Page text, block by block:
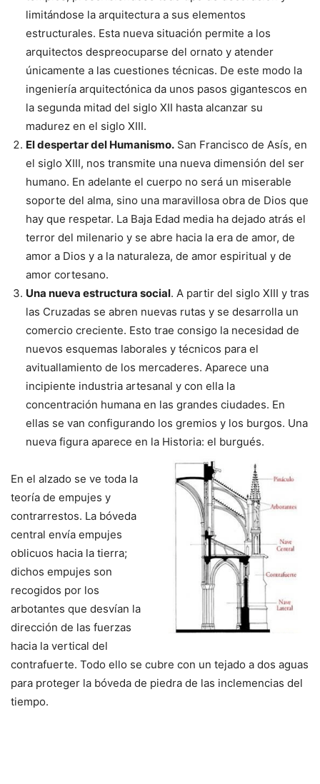
limitándose la arquitectura a sus elementos
estructurales. Esta nueva situación permite a los
arquitectos despreocuparse del ornato y atender
únicamente a las cuestiones técnicas. De este modo la
ingeniería arquitectónica da unos pasos gigantescos en
la segunda mitad del siglo XII hasta alcanzar su
madurez en el siglo XIII.
El despertar del Humanismo. San Francisco de Asís, en
el siglo XIII, nos transmite una nueva dimensión del ser
humano. En adelante el cuerpo no será un miserable
soporte del alma, sino una maravillosa obra de Dios que
hay que respetar. La Baja Edad media ha dejado atrás el
terror del milenario y se abre hacia la era de amor, de
amor a Dios y a la naturaleza, de amor espiritual y de
amor cortesano.
Una nueva estructura social. A partir del siglo XIII y tras
las Cruzadas se abren nuevas rutas y se desarrolla un
comercio creciente. Esto trae consigo la necesidad de
nuevos esquemas laborales y técnicos para el
avituallamiento de los mercaderes. Aparece una
incipiente industria artesanal y con ella la
concentración humana en las grandes ciudades. En
ellas se van configurando los gremios y los burgos. Una
nueva figura aparece en la Historia: el burgués.
En el alzado se ve toda la
teoría de empujes y
contrarrestos. La bóveda
central envía empujes
oblicuos hacia la tierra;
dichos empujes son
recogidos por los
arbotantes que desvían la
dirección de las fuerzas
hacia la vertical del
contrafuerte. Todo ello se cubre con un tejado a dos aguas
para proteger la bóveda de piedra de las inclemencias del
tiempo.